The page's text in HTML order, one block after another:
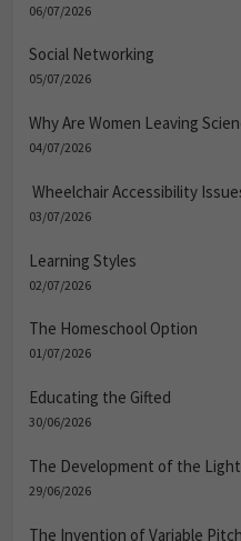
06/07/2026
Social Networking
05/07/2026
Why Are Women Leaving
04/07/2026
Wheelchair Accessibility
03/07/2026
Learning Styles
02/07/2026
The Homeschool Option
01/07/2026
Educating the Gifted
30/06/2026
The Development of the
29/06/2026
The Invention of Variable